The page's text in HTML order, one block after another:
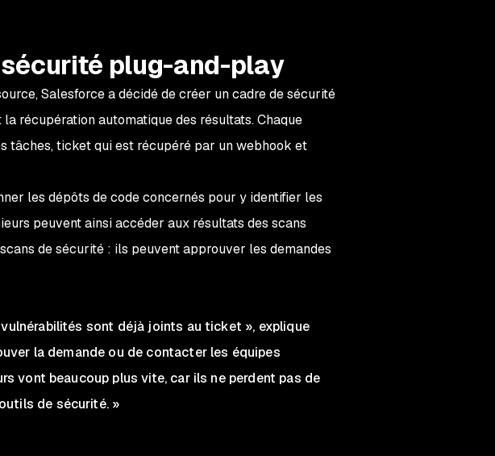
plug-and-play
Salesforce a décidé de créer un cadre de sécurité
récupération automatique des résultats. Chaque
tâches, ticket qui est récupéré par un webhook et
les dépôts de code concernés pour y identifier les
peuvent ainsi accéder aux résultats des scans
de sécurité : ils peuvent approuver les demandes
sont déjà joints au ticket », explique
la demande ou de contacter les équipes
vont beaucoup plus vite, car ils ne perdent pas de
de sécurité. »